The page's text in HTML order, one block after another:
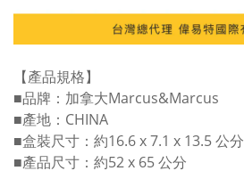
【產品規格】
■品牌：加拿大Marcus&Marcus
■產地：CHINA
■盒裝尺寸：約16.6 x 7.1 x 13.5 公分
■產品尺寸：約52 x 65 公分